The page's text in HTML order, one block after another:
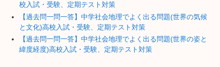
校入試・受験、定期テスト対策
【過去問一問一答】中学社会地理でよく出る問題(世界の気候
と文化)高校入試・受験、定期テスト対策
【過去問一問一答】中学社会地理でよく出る問題(世界の姿と
緯度経度)高校入試・受験、定期テスト対策